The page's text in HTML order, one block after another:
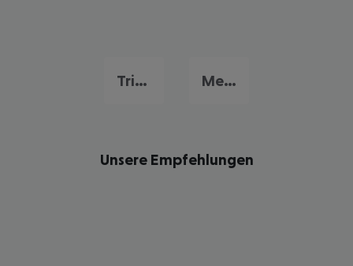
Triest Mestre
Unsere Empfehlungen